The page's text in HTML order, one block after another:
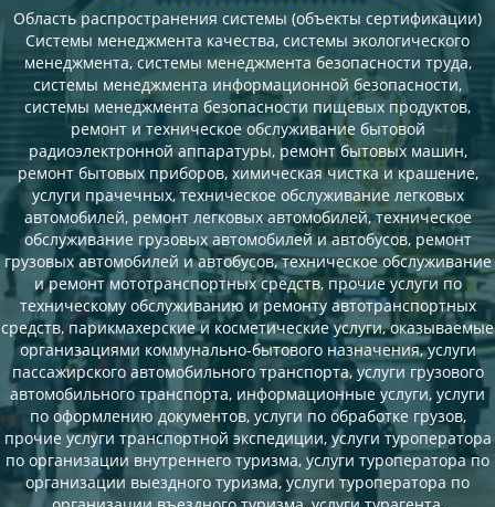
Область распространения системы (объекты сертификации)
Системы менеджмента качества, системы экологического
менеджмента, системы менеджмента безопасности труда,
системы менеджмента информационной безопасности,
системы менеджмента безопасности пищевых продуктов,
ремонт и техническое обслуживание бытовой
радиоэлектронной аппаратуры, ремонт бытовых машин,
ремонт бытовых приборов, химическая чистка и крашение,
услуги прачечных, техническое обслуживание легковых
автомобилей, ремонт легковых автомобилей, техническое
обслуживание грузовых автомобилей и автобусов, ремонт
грузовых автомобилей и автобусов, техническое обслуживание
и ремонт мототранспортных средств, прочие услуги по
техническому обслуживанию и ремонту автотранспортных
средств, парикмахерские и косметические услуги, оказываемые
организациями коммунально-бытового назначения, услуги
пассажирского автомобильного транспорта, услуги грузового
автомобильного транспорта, информационные услуги, услуги
по оформлению документов, услуги по обработке грузов,
прочие услуги транспортной экспедиции, услуги туроператора
по организации внутреннего туризма, услуги туроператора по
организации выездного туризма, услуги туроператора по